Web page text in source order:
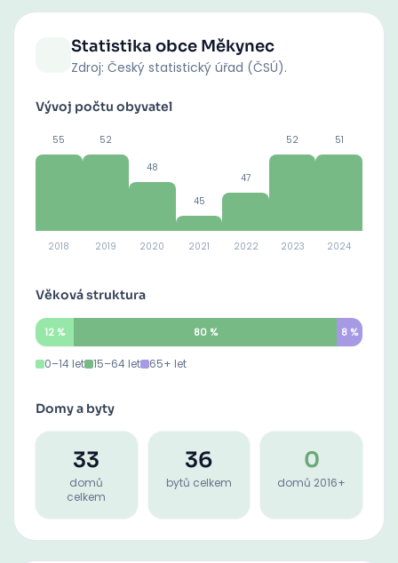
Statistika obce Měkynec
Zdroj: Český statistický úřad (ČSÚ).
Vývoj počtu obyvatel
55
2018
52
2019
48
2020
45
2021
47
2022
52
2023
51
2024
Věková struktura
12 % 80% 8 %
0–14 let 15–64 let 65+ let
Domy a byty
33
domů
celkem
36
bytů celkem
0
domů 2016+